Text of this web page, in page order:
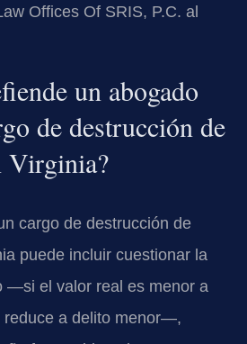
Offices Of SRIS, P.C. al
un abogado
de destrucción de
Virginia?
cargo de destrucción de
puede incluir cuestionar la
—si el valor real es menor a
reduce a delito menor—,